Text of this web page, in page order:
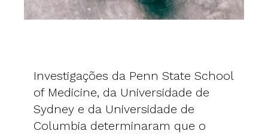
Investigações da Penn State School
of Medicine, da Universidade de
Sydney e da Universidade de
Columbia determinaram que o